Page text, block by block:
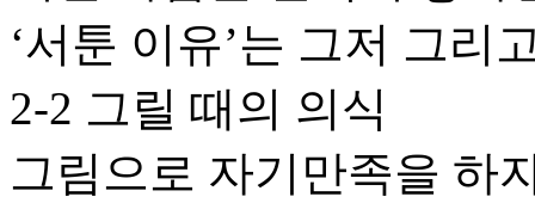
‘서툰 이유’는 그저 그리
2-2 그릴 때의 의식
그림으로 자기만족을 하